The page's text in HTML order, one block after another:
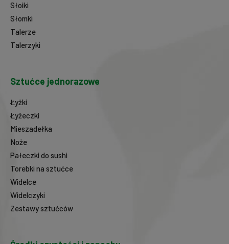
Słoiki
Słomki
Talerze
Talerzyki
Sztućce jednorazowe
Łyżki
Łyżeczki
Mieszadełka
Noże
Pałeczki do sushi
Torebki na sztućce
Widelce
Widelczyki
Zestawy sztućców